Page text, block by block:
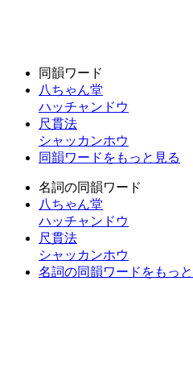
同韻ワード
八ちゃん堂
ハッチャンドウ
尺貫法
シャッカンホウ
同韻ワードをもっと見る
名詞の同韻ワード
八ちゃん堂
ハッチャンドウ
尺貫法
シャッカンホウ
名詞の同韻ワードをもっ